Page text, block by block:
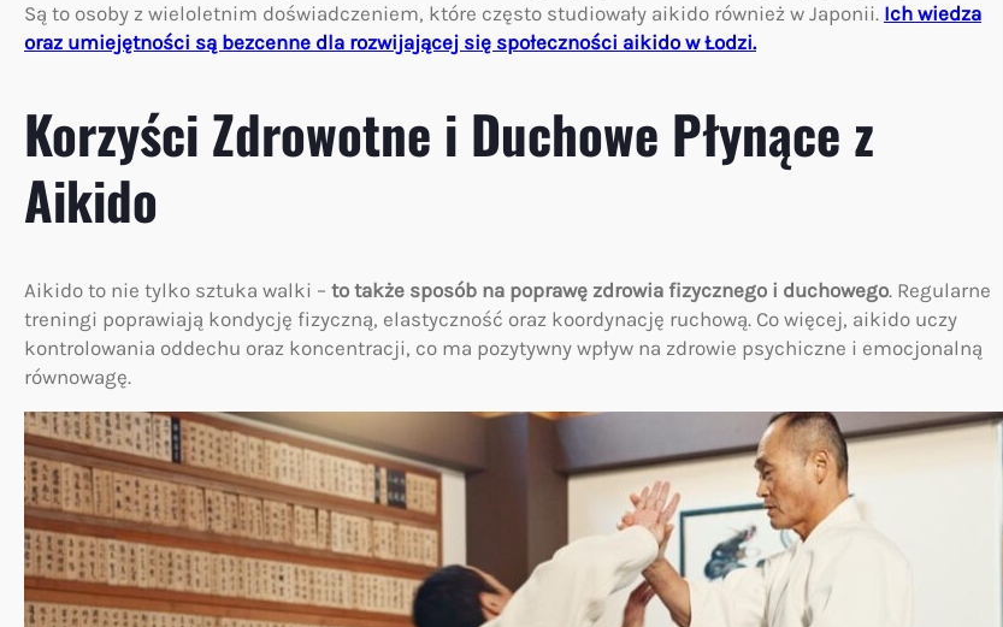
Są to osoby z wieloletnim doświadczeniem, które często studiowały aikido również w Japonii. Ich wiedza
oraz umiejętności są bezcenne dla rozwijającej się społeczności aikido w Łodzi.
Korzyści Zdrowotne i Duchowe Płynące z
Aikido
Aikido to nie tylko sztuka walki – to także sposób na poprawę zdrowia fizycznego i duchowego. Regularne
treningi poprawiają kondycję fizyczną, elastyczność oraz koordynację ruchową. Co więcej, aikido uczy
kontrolowania oddechu oraz koncentracji, co ma pozytywny wpływ na zdrowie psychiczne i emocjonalną
równowagę.